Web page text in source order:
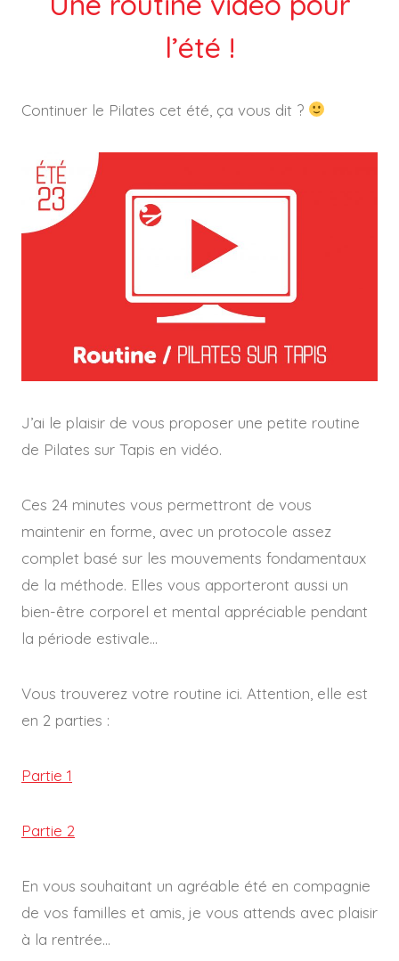
l’été !
Continuer le Pilates cet été, ça vous dit ?
J’ai le plaisir de vous proposer une petite routine
de Pilates sur Tapis en vidéo.
Ces 24 minutes vous permettront de vous
maintenir en forme, avec un protocole assez
complet basé sur les mouvements fondamentaux
de la méthode. Elles vous apporteront aussi un
bien-être corporel et mental appréciable pendant
la période estivale…
Vous trouverez votre routine ici. Attention, elle est
en 2 parties :
Partie 1
Partie 2
En vous souhaitant un agréable été en compagnie
de vos familles et amis, je vous attends avec plaisir
à la rentrée…